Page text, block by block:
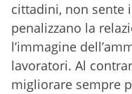
cittadini, non sente
penalizzano la
l’immagine
lavoratori. Al
migliorare sempre